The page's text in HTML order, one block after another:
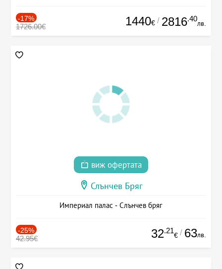
-17%
1726.00€ 1440€ / 2816.40
лв.
виж офертата
Слънчев Бряг
Империал палас - Слънчев бряг
-25%
42.95€ 32.21
€ / 63лв.